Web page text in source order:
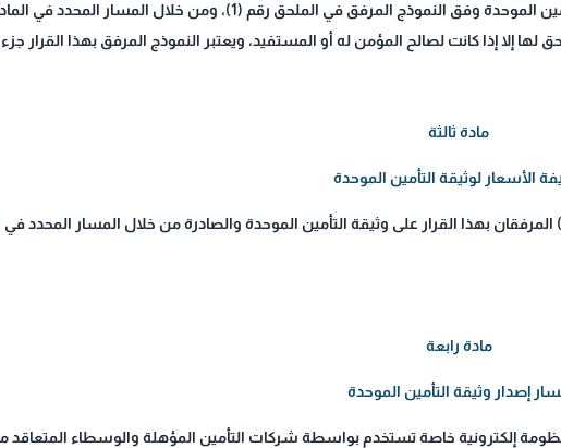
إلا إذا كانت لصالح المؤمن له أو المستفيد، ويعتبر النموذج المرفق بهذا القرار جزء
مادة ثالثة
الأسعار لوثيقة التأمين الموحدة
مادة رابعة
إصدار وثيقة التأمين الموحدة
تنشأ لدى الوحدة منظومة إلكترونية خاصة تستخدم بواسطة شركات التأمين المؤهلة والوسطاء